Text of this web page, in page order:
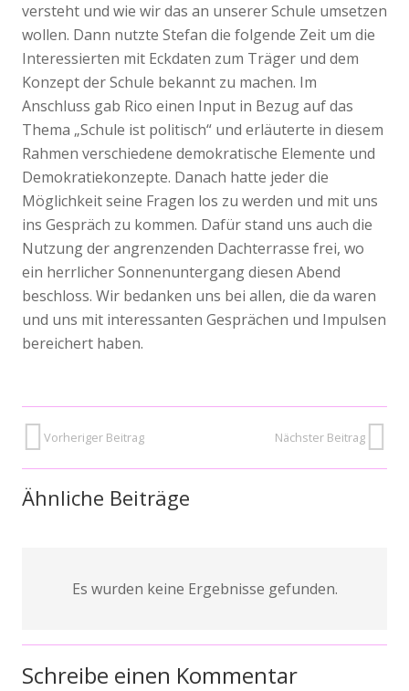
versteht und wie wir das an unserer Schule umsetzen
wollen. Dann nutzte Stefan die folgende Zeit um die
Interessierten mit Eckdaten zum Träger und dem
Konzept der Schule bekannt zu machen. Im
Anschluss gab Rico einen Input in Bezug auf das
Thema „Schule ist politisch“ und erläuterte in diesem
Rahmen verschiedene demokratische Elemente und
Demokratiekonzepte. Danach hatte jeder die
Möglichkeit seine Fragen los zu werden und mit uns
ins Gespräch zu kommen. Dafür stand uns auch die
Nutzung der angrenzenden Dachterrasse frei, wo
ein herrlicher Sonnenuntergang diesen Abend
beschloss. Wir bedanken uns bei allen, die da waren
und uns mit interessanten Gesprächen und Impulsen
bereichert haben.
Vorheriger Beitrag Nächster Beitrag
Ähnliche Beiträge
Es wurden keine Ergebnisse gefunden.
Schreibe einen Kommentar